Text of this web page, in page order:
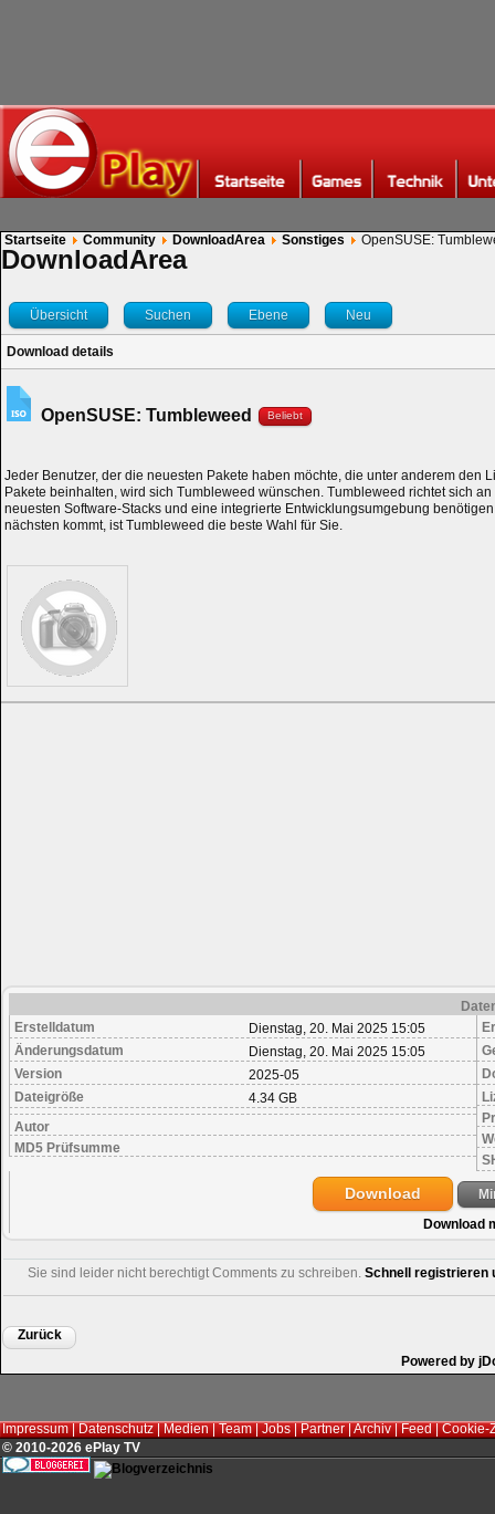
Startseite Community DownloadArea Sonstiges OpenSUSE:
DownloadArea
Übersicht Suchen Ebene Neu
Download details
OpenSUSE: Tumbleweed Beliebt
Jeder Benutzer, der die neuesten Pakete haben möchte, die unter anderem
Pakete beinhalten, wird sich Tumbleweed wünschen. Tumbleweed richtet sich
neuesten Software-Stacks und eine integrierte Entwicklungsumgebung
nächsten kommt, ist Tumbleweed die beste Wahl für Sie.
Erstelldatum
Dienstag, 20. Mai 2025 15:05
Änderungsdatum
Dienstag, 20. Mai 2025 15:05
Version
2025-05
Dateigröße
4.34 GB
Autor
MD5 Prüfsumme
Download
Download
Sie sind leider nicht berechtigt Comments zu schreiben. Schnell registrieren
Zurück
Powered by
Impressum|Datenschutz|Medien|Team|Jobs|Partner|Archiv|Feed|Cookie-
© 2010-2026 ePlay TV